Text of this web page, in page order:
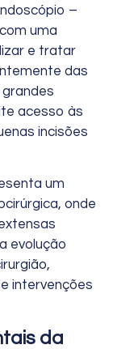
–
uma
e tratar
das
acesso às
incisões
um
onde
evolução
intervenções
da